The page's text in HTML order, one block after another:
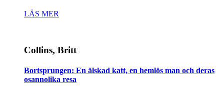
LÄS MER
Collins, Britt
Bortsprungen: En älskad katt, en hemlös man och deras
osannolika resa